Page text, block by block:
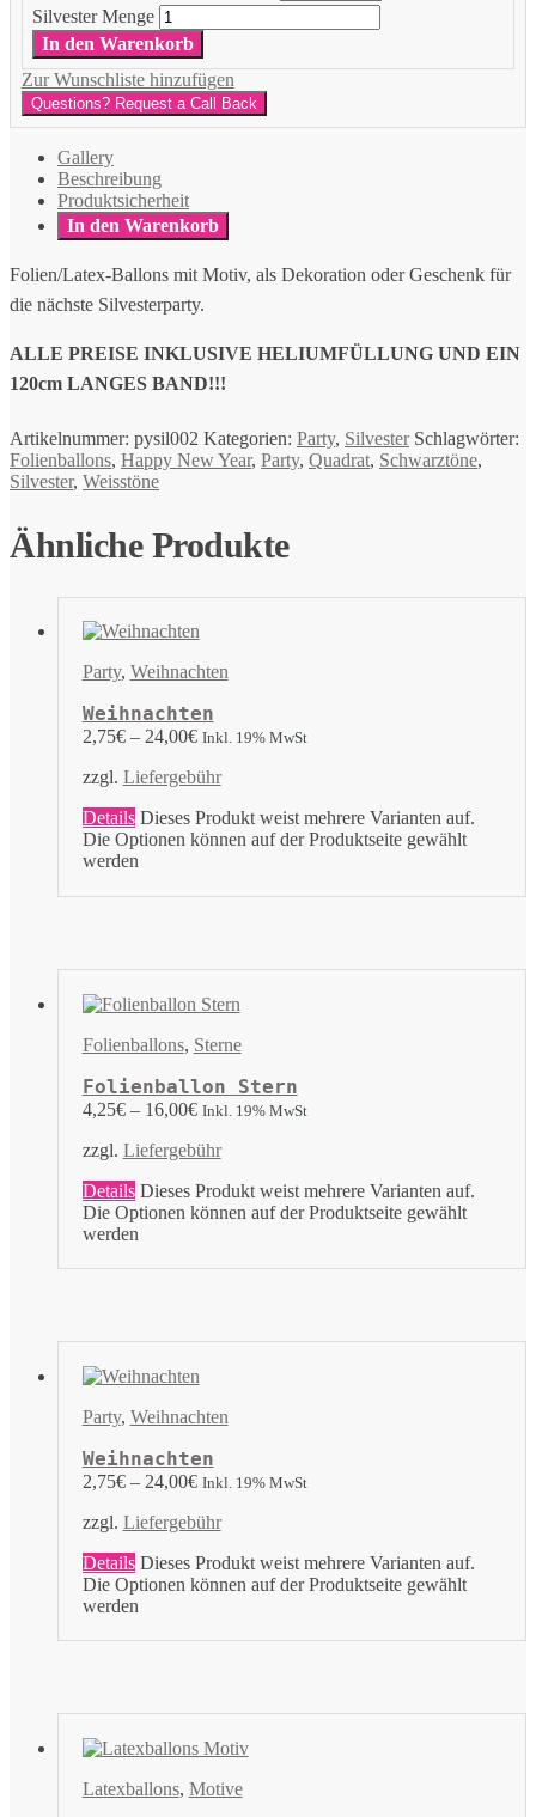
Silvester Menge
In den Warenkorb
Zur Wunschliste hinzufügen
Questions? Request a Call Back
Gallery
Beschreibung
Produktsicherheit
In den Warenkorb
Folien/Latex-Ballons mit Motiv, als Dekoration oder Geschenk für
die nächste Silvesterparty.
ALLE PREISE INKLUSIVE HELIUMFÜLLUNG UND EIN
120cm LANGES BAND!!!
Artikelnummer: pysil002 Kategorien: Party, Silvester Schlagwörter:
Folienballons, Happy New Year, Party, Quadrat, Schwarztöne,
Silvester, Weisstöne
Ähnliche Produkte
Party, Weihnachten
Weihnachten
2,75€– 24,00€ Inkl. 19% MwSt
zzgl. Liefergebühr
Details Dieses Produkt weist mehrere Varianten auf.
Die Optionen können auf der Produktseite gewählt
werden
Folienballons, Sterne
Folienballon Stern
4,25€– 16,00€ Inkl. 19% MwSt
zzgl. Liefergebühr
Details Dieses Produkt weist mehrere Varianten auf.
Die Optionen können auf der Produktseite gewählt
werden
Party, Weihnachten
Weihnachten
2,75€– 24,00€ Inkl. 19% MwSt
zzgl. Liefergebühr
Details Dieses Produkt weist mehrere Varianten auf.
Die Optionen können auf der Produktseite gewählt
werden
Latexballons, Motive